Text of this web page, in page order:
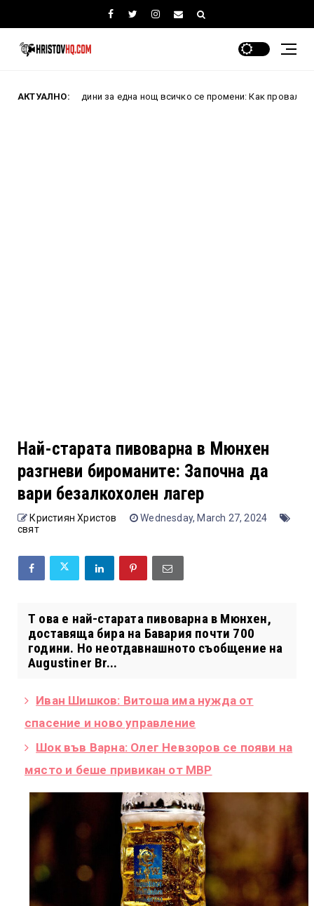
АКТУАЛНО:
години за една нощ всичко се промени: Как проваленият преврат
Най-старата пивоварна в Мюнхен
разгневи бироманите: Започна да
вари безалкохолен лагер
Кристиян Христов
Wednesday, March 27, 2024
свят
Т ова е най-старата пивоварна в Мюнхен,
доставяща бира на Бавария почти 700
години. Но неотдавнашното съобщение на
Augustiner Br...
Иван Шишков: Витоша има нужда от
спасение и ново управление
Шок във Варна: Олег Невзоров се появи на
място и беше привикан от МВР